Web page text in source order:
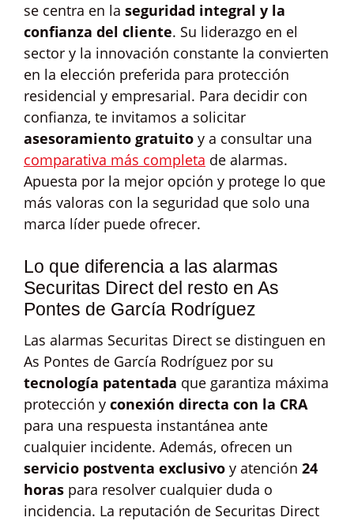
se centra en la seguridad integral y la
confianza del cliente. Su liderazgo en el
sector y la innovación constante la convierten
en la elección preferida para protección
residencial y empresarial. Para decidir con
confianza, te invitamos a solicitar
asesoramiento gratuito y a consultar una
comparativa más completa de alarmas.
Apuesta por la mejor opción y protege lo que
más valoras con la seguridad que solo una
marca líder puede ofrecer.
Lo que diferencia a las alarmas
Securitas Direct del resto en As
Pontes de García Rodríguez
Las alarmas Securitas Direct se distinguen en
As Pontes de García Rodríguez por su
tecnología patentada que garantiza máxima
protección y conexión directa con la CRA
para una respuesta instantánea ante
cualquier incidente. Además, ofrecen un
servicio postventa exclusivo y atención 24
horas para resolver cualquier duda o
incidencia. La reputación de Securitas Direct